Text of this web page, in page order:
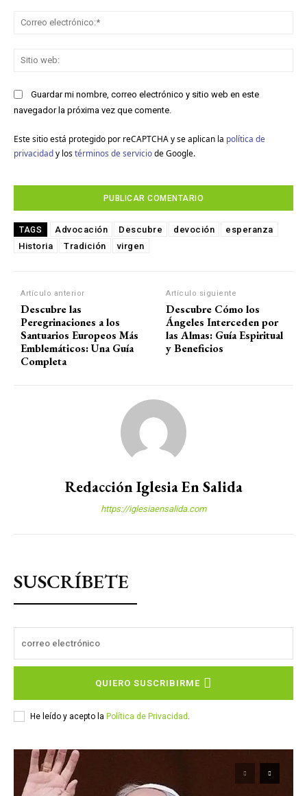
Guardar mi nombre, correo electrónico y sitio web en este
navegador la próxima vez que comente.
Este sitio está protegido por reCAPTCHA y se aplican la política de
privacidady los términos de serviciode Google.
TAGS Advocación Descubre devoción
esperanza
Historia
Tradición virgen
Artículo anterior
Descubre las
Peregrinaciones a los
Santuarios Europeos Más
Emblemáticos: Una Guía
Completa
Artículo siguiente
Descubre Cómo los
Ángeles Interceden por
las Almas: Guía Espiritual
y Beneficios
Redacción Iglesia En Salida
https://iglesiaensalida.com
SUSCRÍBETE
QUIERO SUSCRIBIRME
He leído y acepto la Política de Privacidad